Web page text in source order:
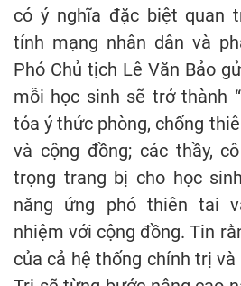
có ý nghĩa đặc biệt quan
tính mạng nhân dân và
Phó Chủ tịch Lê Văn Bảo
mỗi học sinh sẽ trở thành
tỏa ý thức phòng, chống
và cộng đồng; các thầy,
trọng trang bị cho học
năng ứng phó thiên tai
nhiệm với cộng đồng. Tin
của cả hệ thống chính trị và